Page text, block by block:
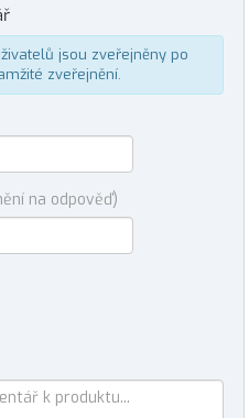
jsou zveřejněny po
zveřejnění.
na odpověď)